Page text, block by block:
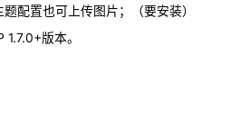
配置也可上传图片；（要安装）
版本。